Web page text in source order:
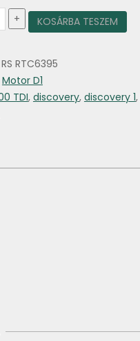
+ KOSÁRBA TESZEM
RS RTC6395
Motor D1
TDI, discovery, discovery 1,